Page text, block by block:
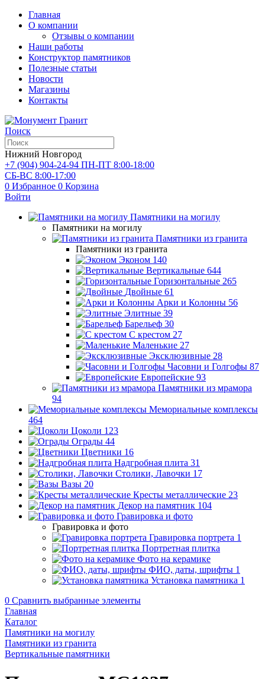
Главная
О компании
Отзывы о компании
Наши работы
Конструктор памятников
Полезные статьи
Новости
Магазины
Контакты
Поиск
Нижний Новгород
+7 (904) 904-24-94 ПН-ПТ 8:00-18:00
СБ-ВС 8:00-17:00
0 Избранное 0 Корзина
Войти
Памятники на могилу
Памятники на могилу
Памятники из гранита
Памятники из гранита
Эконом 140
Вертикальные 644
Горизонтальные 265
Двойные 61
Арки и Колонны 56
Элитные 39
Барельеф 30
С крестом 27
Маленькие 27
Эксклюзивные 28
Часовни и Голгофы 87
Европейские 93
Памятники из мрамора
94
Мемориальные комплексы
464
Цоколи 123
Ограды 44
Цветники 16
Надгробная плита 31
Столики, Лавочки 17
Вазы 20
Кресты металлические 23
Декор на памятник 104
Гравировка и фото
Гравировка и фото
Гравировка портрета 1
Портретная плитка
Фото на керамике
ФИО, даты, шрифты 1
Установка памятника 1
0 Сравнить выбранные элементы
Главная
Каталог
Памятники на могилу
Памятники из гранита
Вертикальные памятники